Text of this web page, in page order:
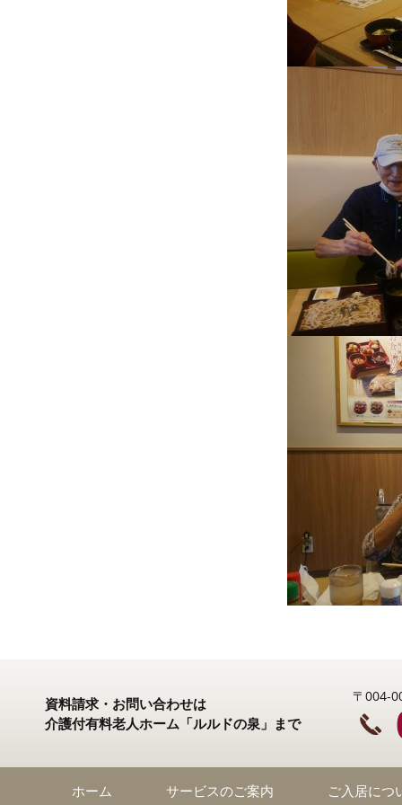
資料請求・お問い合わせは
介護付有料老人ホーム「ルルドの泉」まで
〒004-
ホーム サービスのご案内 ご入居につ